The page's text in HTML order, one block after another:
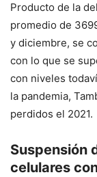
Producto de la
promedio de
y diciembre, se
con lo que se
con niveles
la pandemia,
perdidos el 2021.
Suspensión
celulares